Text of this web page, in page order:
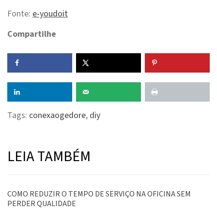
Fonte: e-youdoit
Compartilhe
Tags: conexaogedore, diy
LEIA TAMBÉM
COMO REDUZIR O TEMPO DE SERVIÇO NA OFICINA SEM
PERDER QUALIDADE